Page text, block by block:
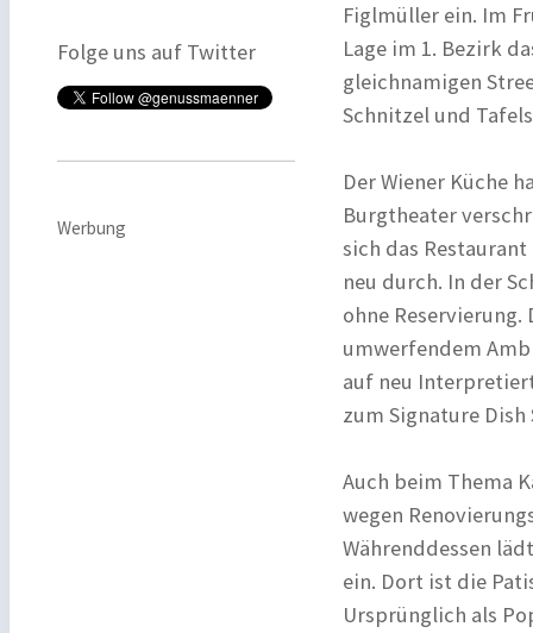
Folge uns auf Twitter
Werbung
Figlmüller ein. Im
Lage im 1. Bezirk
gleichnamigen
Schnitzel und
Der Wiener Küche
Burgtheater
sich das
neu durch. In der
ohne
umwerfendem
auf neu
zum Signature
Auch beim Thema
wegen
Währenddessen
ein. Dort ist die
Ursprünglich als